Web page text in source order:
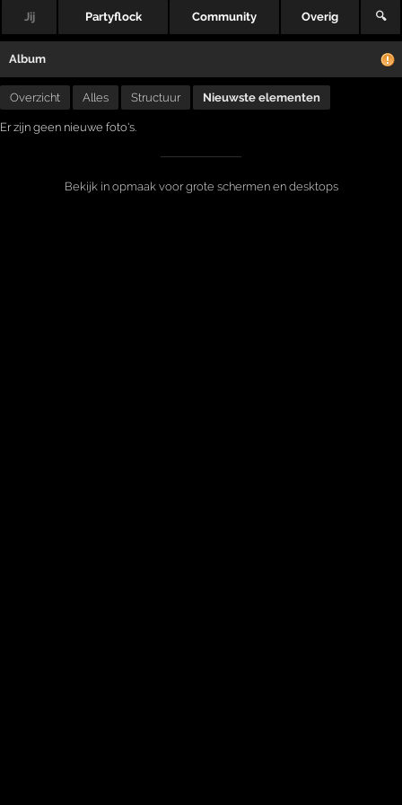
Jij Partyflock Community Overig 🔍
Album
Overzicht Alles Structuur Nieuwste elementen
Er zijn geen nieuwe foto's.
Bekijk in opmaak voor grote schermen en desktops